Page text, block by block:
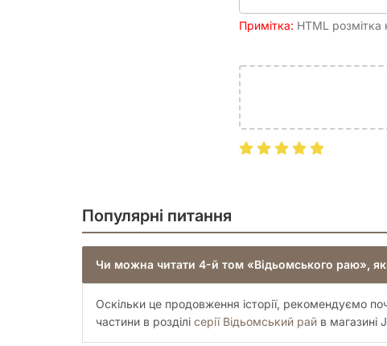
Примітка: HTML розмітка
Популярні питання
Чи можна читати 4-й том «Відьомського раю»,
Оскільки це продовження історії, рекомендуємо
частини в розділі серії Відьомський рай в магазині